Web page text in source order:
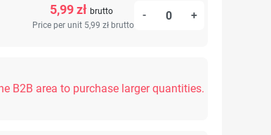
5,99 zł brutto
Price per unit 5,99 zł brutto
- +
B2B area to purchase larger quantities.